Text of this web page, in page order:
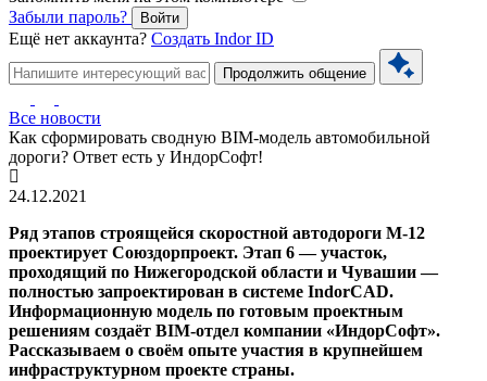
Забыли пароль?
Войти
Ещё нет аккаунта? Создать Indor ID
Продолжить общение
Все новости
Как сформировать сводную BIM-модель автомобильной
дороги? Ответ есть у ИндорСофт!
24.12.2021
Ряд этапов строящейся скоростной автодороги М-12
проектирует Союздорпроект. Этап 6 — участок,
проходящий по Нижегородской области и Чувашии —
полностью запроектирован в системе IndorCAD.
Информационную модель по готовым проектным
решениям создаёт BIM-отдел компании «ИндорСофт».
Рассказываем о своём опыте участия в крупнейшем
инфраструктурном проекте страны.